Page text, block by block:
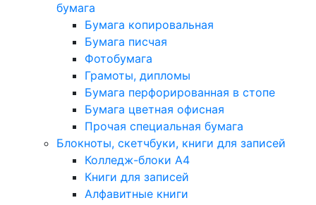
бумага
Бумага копировальная
Бумага писчая
Фотобумага
Грамоты, дипломы
Бумага перфорированная в стопе
Бумага цветная офисная
Прочая специальная бумага
Блокноты, скетчбуки, книги для записей
Колледж-блоки А4
Книги для записей
Алфавитные книги